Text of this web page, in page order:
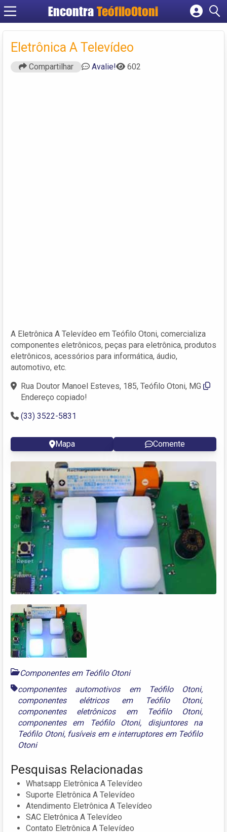
Encontra TeófiloOtoni
Cadastrar empresa
Criar conta
Eletrônica A Televídeo
Compartilhar Avalie! 602
A Eletrônica A Televídeo em Teófilo Otoni, comercializa
componentes eletrônicos, peças para eletrônica, produtos
eletrônicos, acessórios para informática, áudio,
automotivo, etc.
Rua Doutor Manoel Esteves, 185, Teófilo Otoni, MG
Endereço copiado!
(33) 3522-5831
Mapa Comente
Componentes em Teófilo Otoni
componentes automotivos em Teófilo Otoni,
componentes elétricos em Teófilo Otoni,
componentes eletrônicos em Teófilo Otoni,
componentes em Teófilo Otoni, disjuntores na
Teófilo Otoni, fusíveis emeinterruptores em Teófilo
Otoni
Pesquisas Relacionadas
Whatsapp Eletrônica A Televídeo
Suporte Eletrônica A Televídeo
Atendimento Eletrônica A Televídeo
SAC Eletrônica A Televídeo
Contato Eletrônica A Televídeo